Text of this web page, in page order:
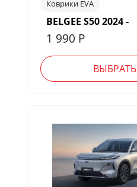
Коврики EVA
BELGEE S50 2024 -
1 990 Р
ВЫБРАТЬ